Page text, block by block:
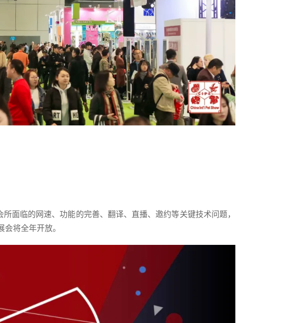
所面临的网速、功能的完善、翻译、直播、邀约等关键技术问题，
将全年开放。